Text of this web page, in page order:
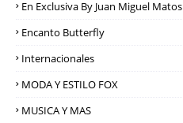
En Exclusiva By Juan Miguel Matos
Encanto Butterfly
Internacionales
MODA Y ESTILO FOX
MUSICA Y MAS